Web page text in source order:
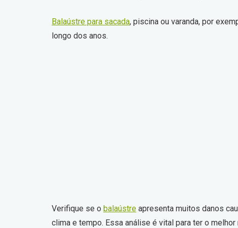
Balaústre para sacada, piscina ou varanda, por
longo dos anos.
Verifique se o balaústre apresenta muitos danos
clima e tempo. Essa análise é vital para ter o